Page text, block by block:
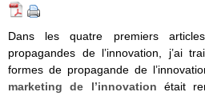
Dans les quatre premiers
propagandes de l’innovation, j’ai
formes de propagande de
marketing de l’innovation était